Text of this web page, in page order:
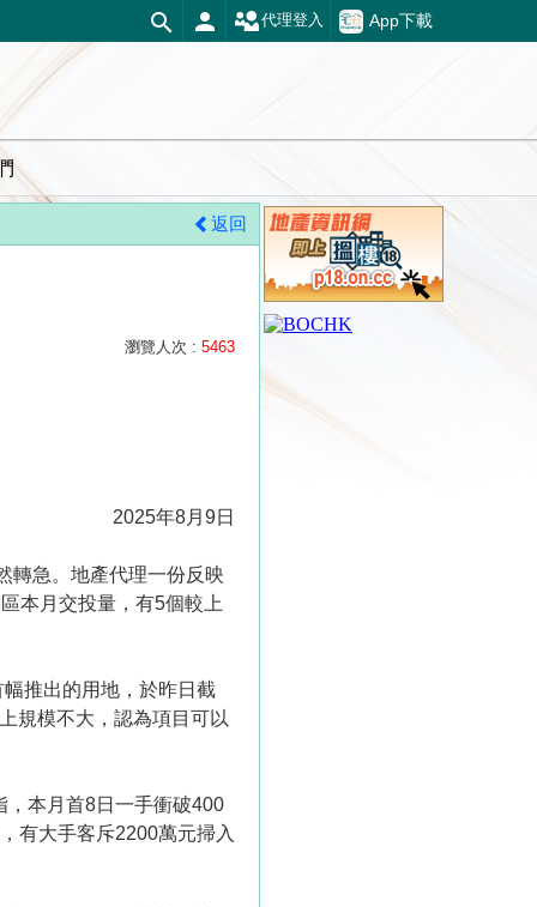
App下載
代理登入
返回
瀏覽人次 : 5463
2025年8月9日
轉急。地產代理一份反映
本月交投量，有5個較上
推出的用地，於昨日截
規模不大，認為項目可以
，本月首8日一手衝破400
有大手客斥2200萬元掃入